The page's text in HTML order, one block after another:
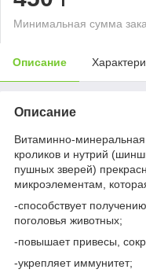
Минимальная сумма
Описание
Описание
Витаминно-
кроликов и нутрий
пушных зверей)
микроэлементам,
-способствует
поголовья животных;
-повышает привесы,
-укрепляет иммунитет;